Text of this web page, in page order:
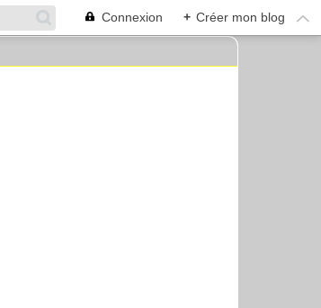
Connexion + Créer mon blog